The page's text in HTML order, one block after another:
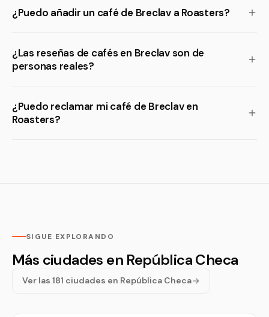
¿Puedo añadir un café de Breclav a Roasters?
¿Las reseñas de cafés en Breclav son de
personas reales?
¿Puedo reclamar mi café de Breclav en
Roasters?
SIGUE EXPLORANDO
Más ciudades en República Checa
Ver las 181 ciudades en República Checa